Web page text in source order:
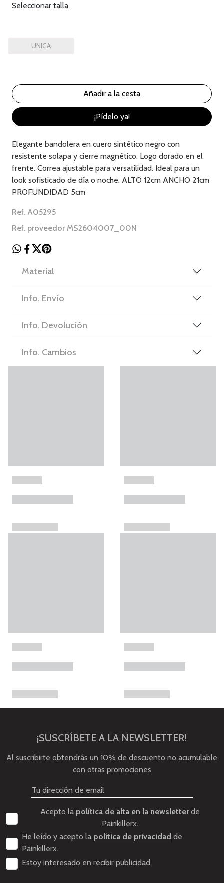
Seleccionar talla
UNICA
¡Pídelo ya!
Elegante bandolera en cuero sintético negro con
resistente solapa y cierre magnético. Logo dorado en el
frente. Correa ajustable para versatilidad. Ideal para un
look sofisticado de día o noche. ALTO 12cm ANCHO 21cm
PROFUNDIDAD 5cm
Ref. A05295
Ref. proveedor MS2604007_00N
Material
Info. Envío
Info. Devolución
Info. Cambios
¡SUSCRÍBETE A LA NEWSLETTER!
Al suscribirte obtendrás un 10% de descuento no acumulable
con otras promociones
Acepto la política de alta en la newsletterde
Painkillerx.
He leído y acepto la política de privacidad de
Painkillerx.
Estoy interesado en recibir publicidad.